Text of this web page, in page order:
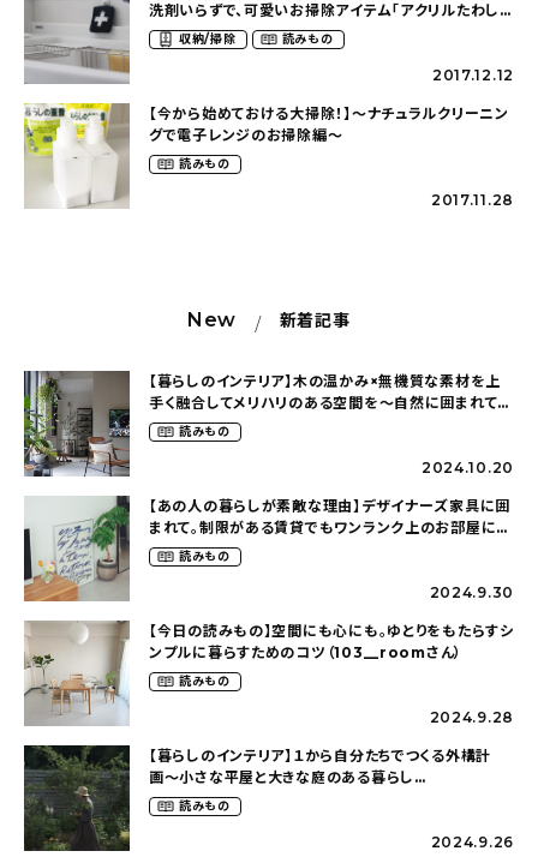
洗剤いらずで、可愛いお掃除アイテム「アクリルたわし」
の使い方〜
収納/掃除 読みもの
2017.12.12
【今から始めておける大掃除！】〜ナチュラルクリーニン
グで電子レンジのお掃除編〜
読みもの
2017.11.28
New 新着記事
【暮らしのインテリア】木の温かみ×無機質な素材を上
手く融合してメリハリのある空間を〜自然に囲まれて暮
らす（ki_no_ieさん）
読みもの
2024.10.20
【あの人の暮らしが素敵な理由】デザイナーズ家具に囲
まれて。制限がある賃貸でもワンランク上のお部屋に〜
狭くても好きな暮らしのこと（_____chika708さん）
読みもの
2024.9.30
【今日の読みもの】空間にも心にも。ゆとりをもたらすシ
ンプルに暮らすためのコツ（103__roomさん）
読みもの
2024.9.28
【暮らしのインテリア】１から自分たちでつくる外構計
画〜小さな平屋と大きな庭のある暮らし
（tsumikiniwaさん）
読みもの
2024.9.26